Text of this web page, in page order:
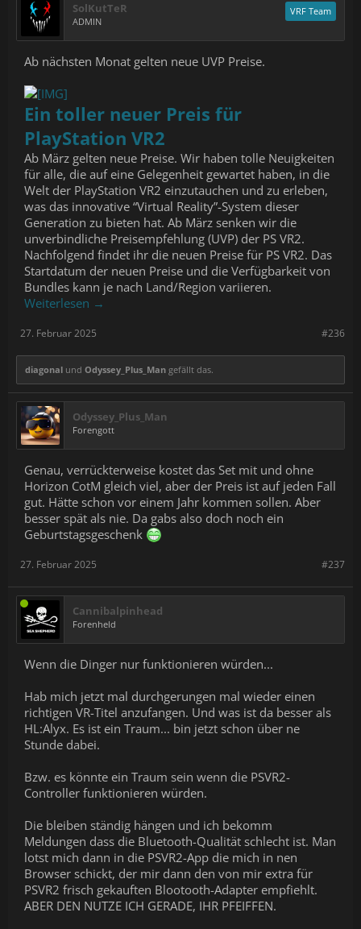
SolKutTeR
ADMIN
VRF Team
Ab nächsten Monat gelten neue UVP Preise.
Ein toller neuer Preis für
PlayStation VR2
Ab März gelten neue Preise. Wir haben tolle Neuigkeiten
für alle, die auf eine Gelegenheit gewartet haben, in die
Welt der PlayStation VR2 einzutauchen und zu erleben,
was das innovative “Virtual Reality”-System dieser
Generation zu bieten hat. Ab März senken wir die
unverbindliche Preisempfehlung (UVP) der PS VR2.
Nachfolgend findet ihr die neuen Preise für PS VR2. Das
Startdatum der neuen Preise und die Verfügbarkeit von
Bundles kann je nach Land/Region variieren.
Weiterlesen →
#236
27. Februar 2025
diagonal und Odyssey_Plus_Man gefällt das.
Odyssey_Plus_Man
Forengott
Genau, verrückterweise kostet das Set mit und ohne
Horizon CotM gleich viel, aber der Preis ist auf jeden Fall
gut. Hätte schon vor einem Jahr kommen sollen. Aber
besser spät als nie. Da gabs also doch noch ein
Geburtstagsgeschenk
#237
27. Februar 2025
Cannibalpinhead
Forenheld
Wenn die Dinger nur funktionieren würden...
Hab mich jetzt mal durchgerungen mal wieder einen
richtigen VR-Titel anzufangen. Und was ist da besser als
HL:Alyx. Es ist ein Traum... bin jetzt schon über ne
Stunde dabei.
Bzw. es könnte ein Traum sein wenn die PSVR2-
Controller funktionieren würden.
Die bleiben ständig hängen und ich bekomm
Meldungen dass die Bluetooth-Qualität schlecht ist. Man
lotst mich dann in die PSVR2-App die mich in nen
Browser schickt, der mir dann den von mir extra für
PSVR2 frisch gekauften Blootooth-Adapter empfiehlt.
ABER DEN NUTZE ICH GERADE, IHR PFEIFFEN.